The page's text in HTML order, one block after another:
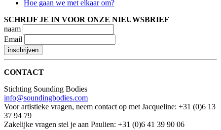
Hoe gaan we met elkaar om?
SCHRIJF JE IN VOOR ONZE NIEUWSBRIEF
naam
Email
CONTACT
Stichting Sounding Bodies
info@soundingbodies.com
Voor artistieke vragen, neem contact op met Jacqueline: +31 (0)6 13
37 94 79
Zakelijke vragen stel je aan Paulien: +31 (0)6 41 39 90 06